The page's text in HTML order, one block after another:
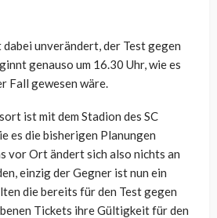
unverändert, der Test gegen
genauso um 16.30 Uhr, wie es
Fall gewesen wäre.
ist mit dem Stadion des SC
es die bisherigen Planungen
vor Ort ändert sich also nichts an
einzig der Gegner ist nun ein
die bereits für den Test gegen
Tickets ihre Gültigkeit für den